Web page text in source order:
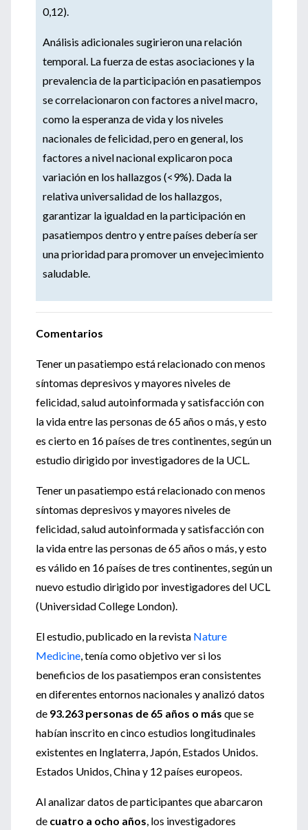
0,12).
Análisis adicionales sugirieron una relación
temporal. La fuerza de estas asociaciones y la
prevalencia de la participación en pasatiempos
se correlacionaron con factores a nivel macro,
como la esperanza de vida y los niveles
nacionales de felicidad, pero en general, los
factores a nivel nacional explicaron poca
variación en los hallazgos (<9%). Dada la
relativa universalidad de los hallazgos,
garantizar la igualdad en la participación en
pasatiempos dentro y entre países debería ser
una prioridad para promover un envejecimiento
saludable.
Comentarios
Tener un pasatiempo está relacionado con menos
síntomas depresivos y mayores niveles de
felicidad, salud autoinformada y satisfacción con
la vida entre las personas de 65 años o más, y esto
es cierto en 16 países de tres continentes, según un
estudio dirigido por investigadores de la UCL.
Tener un pasatiempo está relacionado con menos
síntomas depresivos y mayores niveles de
felicidad, salud autoinformada y satisfacción con
la vida entre las personas de 65 años o más, y esto
es válido en 16 países de tres continentes, según un
nuevo estudio dirigido por investigadores del UCL
(Universidad College London).
El estudio, publicado en la revista Nature
Medicine, tenía como objetivo ver si los
beneficios de los pasatiempos eran consistentes
en diferentes entornos nacionales y analizó datos
de 93.263 personas de 65 años o más que se
habían inscrito en cinco estudios longitudinales
existentes en Inglaterra, Japón, Estados Unidos.
Estados Unidos, China y 12 países europeos.
Al analizar datos de participantes que abarcaron
de cuatro a ocho años, los investigadores